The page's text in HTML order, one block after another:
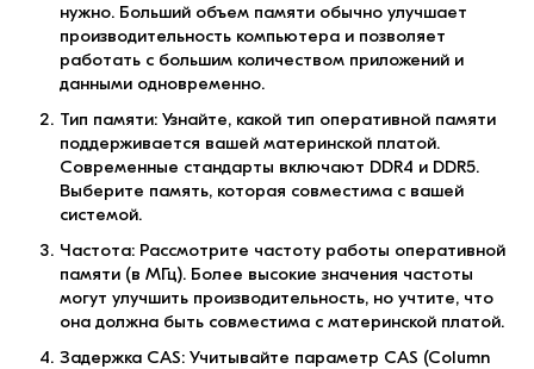
нужно. Больший объем памяти обычно улучшает
производительность компьютера и позволяет
работать с большим количеством приложений и
данными одновременно.
Тип памяти: Узнайте, какой тип оперативной памяти
поддерживается вашей материнской платой.
Современные стандарты включают DDR4 и DDR5.
Выберите память, которая совместима с вашей
системой.
Частота: Рассмотрите частоту работы оперативной
памяти (в МГц). Более высокие значения частоты
могут улучшить производительность, но учтите, что
она должна быть совместима с материнской платой.
Задержка CAS: Учитывайте параметр CAS (Column